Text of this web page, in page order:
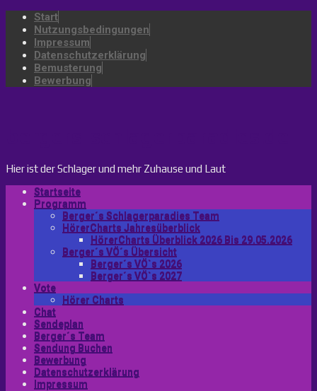
Start
Nutzungsbedingungen
Impressum
Datenschutzerklärung
Bemusterung
Bewerbung
Hier ist der Schlager und mehr Zuhause und Laut
Startseite
Programm
Berger´s Schlagerparadies Team
HörerCharts Jahresüberblick
HörerCharts Überblick 2026 Bis 29.05.2026
Berger´s VÖ´s Übersicht
Berger´s VÖ`s 2026
Berger´s VÖ`s 2027
Vote
Hörer Charts
Chat
Sendeplan
Berger´s Team
Sendung Buchen
Bewerbung
Datenschutzerklärung
Impressum